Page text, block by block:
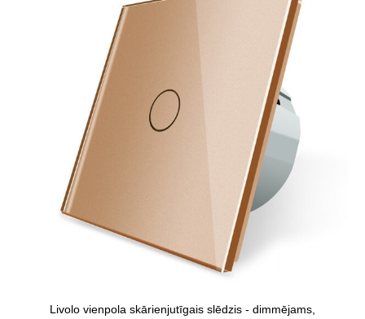
Livolo vienpola skārienjutīgais slēdzis - dimmējams,